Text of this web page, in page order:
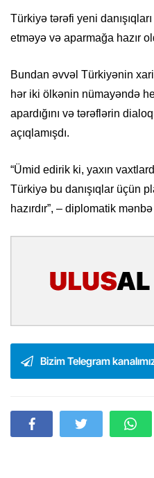
Türkiyə tərəfi yeni
etməyə və aparmağa hazır
Bundan əvvəl Türkiyənin
hər iki ölkənin nümayəndə
apardığını və tərəflərin
açıqlamışdı.
“Ümid edirik ki, yaxın
Türkiyə bu danışıqlar üçün
hazırdır”, – diplomatik
Bizim Telegram